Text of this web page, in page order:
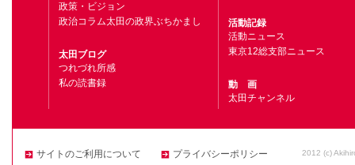
政策・ビジョン
政治コラム太田の政界ぶちかまし
太田ブログ
つれづれ所感
私の読書録
活動記録
活動ニュース
東京12総支部ニュース
動 画
太田チャンネル
サイトのご利用について プライバシーポリシー 2012 (c)